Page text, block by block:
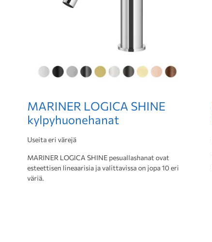
MARINER LOGICA SHINE
kylpyhuonehanat
Useita eri värejä
MARINER LOGICA SHINE pesuallashanat ovat
esteettisen lineaarisia ja valittavissa on jopa 10 eri
väriä.